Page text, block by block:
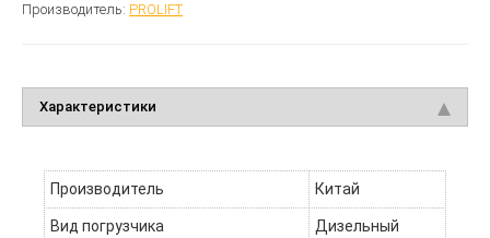
Производитель: PROLIFT
Характеристики
Производитель Китай
Вид погрузчика Дизельный